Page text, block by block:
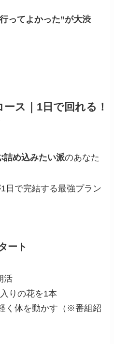
ってよかった”が大渋
ス｜1日で回れる！
詰め込みたい派のあなた
日で完結する最強プラン
ート
活
りの花を1本
く体を動かす（※番組紹